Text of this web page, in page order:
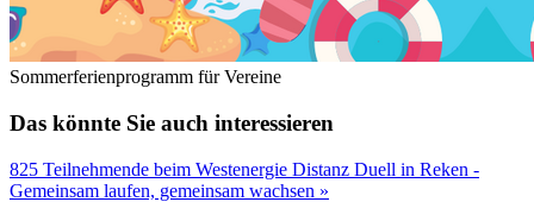
Sommerferienprogramm für Vereine
Das könnte Sie auch interessieren
825 Teilnehmende beim Westenergie Distanz Duell in Reken -
Gemeinsam laufen, gemeinsam wachsen »